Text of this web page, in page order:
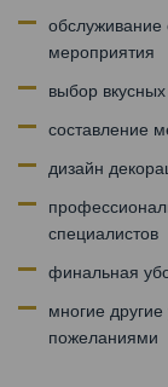
мероприятия
выбор
составление
дизайн
специалистов
финальная
многие
пожеланиями